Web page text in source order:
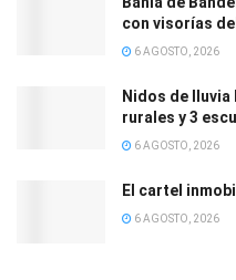
con visorías
6 AGOSTO, 2026
Nidos de lluvia
rurales y 3
6 AGOSTO, 2026
El cartel
6 AGOSTO, 2026